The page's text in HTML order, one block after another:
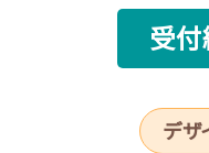
受付
デザ